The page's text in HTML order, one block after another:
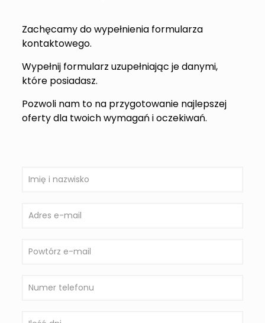
Zachęcamy do wypełnienia formularza
kontaktowego.
Wypełnij formularz uzupełniając je danymi,
które posiadasz.
Pozwoli nam to na przygotowanie najlepszej
oferty dla twoich wymagań i oczekiwań.